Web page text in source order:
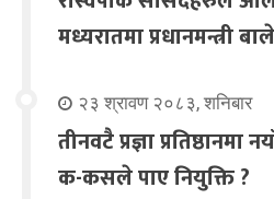
मध्यरातमा प्रधानमन्त्री
२३ श्रावण २०८३, शनिबार
तीनवटै प्रज्ञा प्रतिष्ठानमा
क-कसले पाए नियुक्ति ?